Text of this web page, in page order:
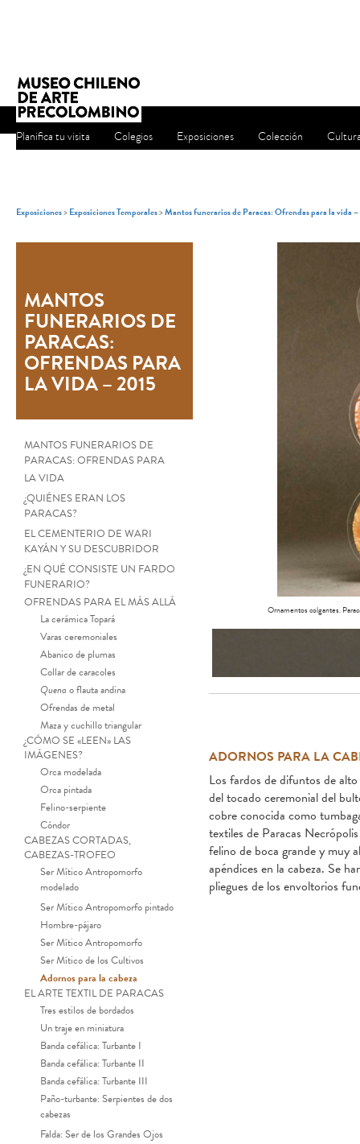
Planifica tu visita Colegios Exposiciones Colección
Exposiciones>Exposiciones Temporales>Mantos funerarios de Paracas: Ofrendas para la vida
MANTOS
FUNERARIOS DE
PARACAS:
OFRENDAS PARA
LA VIDA – 2015
MANTOS FUNERARIOS DE
PARACAS: OFRENDAS PARA
LA VIDA
¿QUIÉNES ERAN LOS
PARACAS?
EL CEMENTERIO DE WARI
KAYÁN Y SU DESCUBRIDOR
¿EN QUÉ CONSISTE UN FARDO
FUNERARIO?
OFRENDAS PARA EL MÁS ALLÁ
La cerámica Topará
Varas ceremoniales
Abanico de plumas
Collar de caracoles
Quena o flauta andina
Ofrendas de metal
Maza y cuchillo triangular
¿CÓMO SE «LEEN» LAS
IMÁGENES?
Orca modelada
Orca pintada
Felino-serpiente
Cóndor
CABEZAS CORTADAS,
CABEZAS-TROFEO
Ser Mítico Antropomorfo
modelado
Ser Mítico Antropomorfo pintado
Hombre-pájaro
Ser Mítico Antropomorfo
Ser Mítico de los Cultivos
Adornos para la cabeza
EL ARTE TEXTIL DE PARACAS
Tres estilos de bordados
Un traje en miniatura
Banda cefálica: Turbante I
Banda cefálica: Turbante II
Banda cefálica: Turbante III
Paño-turbante: Serpientes de dos
cabezas
Falda: Ser de los Grandes Ojos
Ornamentos colgantes.
ADORNOS PARA LA
Los fardos de difuntos de
del tocado ceremonial del
cobre conocida como
textiles de Paracas
felino de boca grande y muy
apéndices en la cabeza. Se
pliegues de los envoltorios